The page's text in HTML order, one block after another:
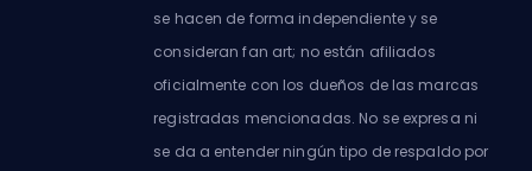
se hacen de forma independiente y se
consideran fan art; no están afiliados
oficialmente con los dueños de las marcas
registradas mencionadas. No se expresa ni
se da a entender ningún tipo de respaldo por